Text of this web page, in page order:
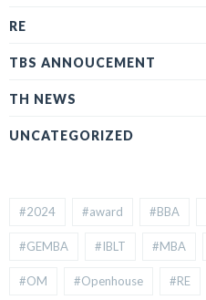
RE
TBS ANNOUCEMENT
TH NEWS
UNCATEGORIZED
#2024 #award #BBA
#GEMBA #IBLT #MBA
#OM #Openhouse #RE